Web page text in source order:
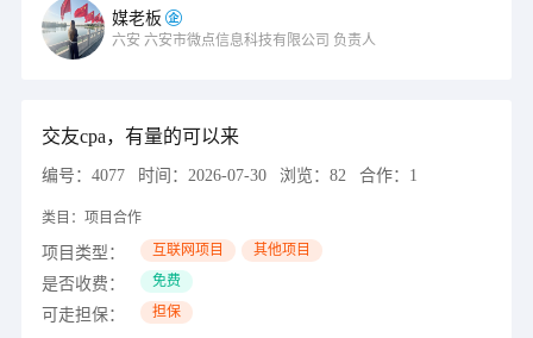
媒老板
六安 六安市微点信息科技有限公司 负责人
交友cpa，有量的可以来
编号： 4077 时间： 2026-07-30 浏览： 82 合作： 1
类目： 项目合作
项目类型： 互联网项目 其他项目
是否收费： 免费
可走担保： 担保